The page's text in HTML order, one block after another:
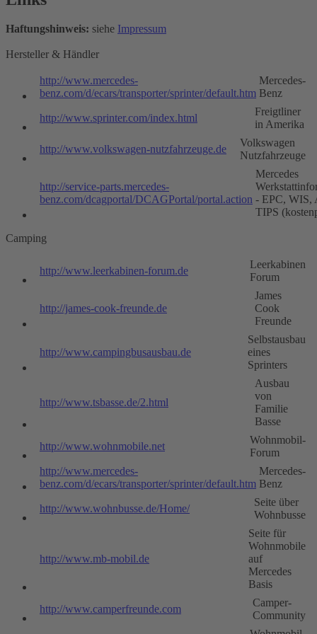
Haftungshinweis: siehe Impressum
Hersteller & Händler
http://www.mercedes-
benz.com/d/ecars/transporter/sprinter/default.htm
Mercedes-
Benz
http://www.sprinter.com/index.html
Freigtliner
in Amerika
http://www.volkswagen-nutzfahrzeuge.de
Volkswagen
Nutzfahrzeuge
http://service-parts.mercedes-
benz.com/dcagportal/DCAGPortal/portal.action
Mercedes
- EPC, WIS,
TIPS
Camping
http://www.leerkabinen-forum.de
Leerkabinen
Forum
http://james-cook-freunde.de
James
Cook
Freunde
http://www.campingbusausbau.de
Selbstausbau
eines
Sprinters
http://www.tsbasse.de/2.html
Ausbau
von
Familie
Basse
http://www.wohnmobile.net
Wohnmobil-
Forum
http://www.mercedes-
benz.com/d/ecars/transporter/sprinter/default.htm
Mercedes-
Benz
http://www.wohnbusse.de/Home/
Seite über
Wohnbusse
http://www.mb-mobil.de
Seite für
Wohnmobile
auf
Mercedes
Basis
http://www.camperfreunde.com
Camper-
Community